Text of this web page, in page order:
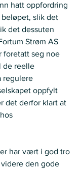
hatt oppfordring
slik det
det dessuten
Strøm AS
foretatt seg noe
de reelle
regulere
oppfylt
det derfor klart at
har vært i god tro
den gode